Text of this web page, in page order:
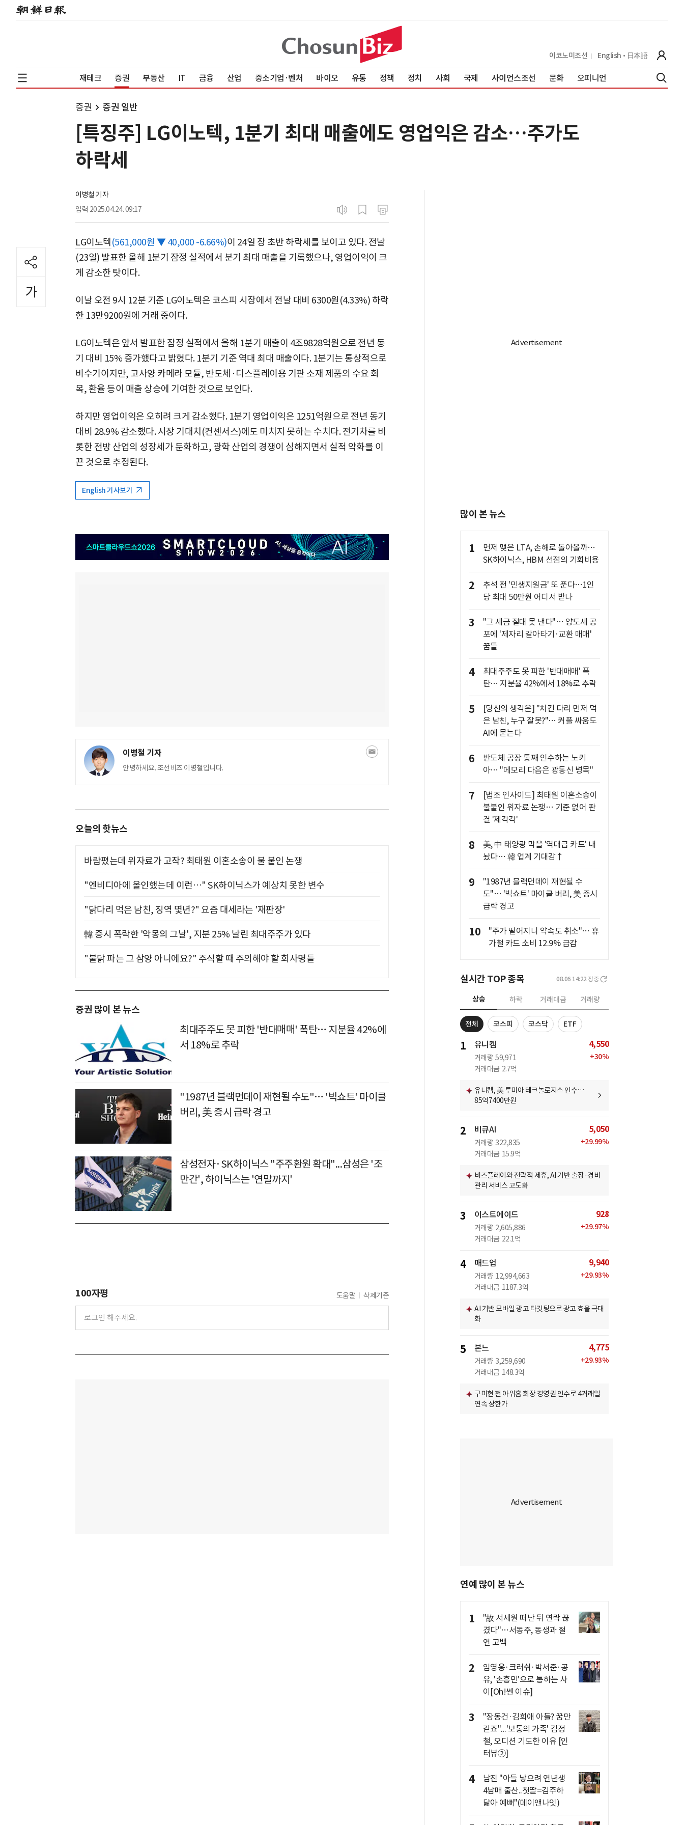
이코노미조선 English 日本語
재테크 증권 부동산 IT 금융 산업 중소기업·벤처 바이오 유통 정책 정치 사회 국제 사이언스조선 문화 오피니언
증권 증권 일반
[특징주] LG이노텍, 1분기 최대 매출에도 영업익은 감소…주가도
하락세
이병철 기자
입력 2025.04.24. 09:17
LG이노텍(561,000원 ▼ 40,000 -6.66%)이 24일 장 초반 하락세를 보이고 있다. 전날
(23일) 발표한 올해 1분기 잠정 실적에서 분기 최대 매출을 기록했으나, 영업이익이 크
게 감소한 탓이다.
이날 오전 9시 12분 기준 LG이노텍은 코스피 시장에서 전날 대비 6300원(4.33%) 하락
한 13만9200원에 거래 중이다.
LG이노텍은 앞서 발표한 잠정 실적에서 올해 1분기 매출이 4조9828억원으로 전년 동
기 대비 15% 증가했다고 밝혔다. 1분기 기준 역대 최대 매출이다. 1분기는 통상적으로
비수기이지만, 고사양 카메라 모듈, 반도체·디스플레이용 기판 소재 제품의 수요 회
복, 환율 등이 매출 상승에 기여한 것으로 보인다.
하지만 영업이익은 오히려 크게 감소했다. 1분기 영업이익은 1251억원으로 전년 동기
대비 28.9% 감소했다. 시장 기대치(컨센서스)에도 미치지 못하는 수치다. 전기차를 비
롯한 전방 산업의 성장세가 둔화하고, 광학 산업의 경쟁이 심해지면서 실적 악화를 이
끈 것으로 추정된다.
English 기사보기
이병철 기자
안녕하세요. 조선비즈 이병철입니다.
오늘의 핫뉴스
바람폈는데 위자료가 고작? 최태원 이혼소송이 불 붙인 논쟁
"엔비디아에 올인했는데 이런…" SK하이닉스가 예상치 못한 변수
"닭다리 먹은 남친, 징역 몇년?" 요즘 대세라는 '재판장'
韓 증시 폭락한 '악몽의 그날', 지분 25% 날린 최대주주가 있다
"불닭 파는 그 삼양 아니에요?" 주식할 때 주의해야 할 회사명들
증권 많이 본 뉴스
최대주주도 못 피한 '반대매매' 폭탄… 지분율 42%에
서 18%로 추락
"1987년 블랙먼데이 재현될 수도"… '빅쇼트' 마이클
버리, 美 증시 급락 경고
삼성전자·SK하이닉스 "주주환원 확대"...삼성은 '조
만간', 하이닉스는 '연말까지'
100자평 도움말 삭제기준
많이 본 뉴스
1
먼저 맺은 LTA, 손해로 돌아올까…
SK하이닉스, HBM 선점의 기회비용
2
추석 전 '민생지원금' 또 푼다…1인
당 최대 50만원 어디서 받나
3
"그 세금 절대 못 낸다"… 양도세 공
포에 '제자리 갈아타기·교환 매매'
꿈틀
4
최대주주도 못 피한 '반대매매' 폭
탄… 지분율 42%에서 18%로 추락
5
[당신의 생각은] "치킨 다리 먼저 먹
은 남친, 누구 잘못?"… 커플 싸움도
AI에 묻는다
6
반도체 공장 통째 인수하는 노키
아… "메모리 다음은 광통신 병목"
7
[법조 인사이드] 최태원 이혼소송이
불붙인 위자료 논쟁… 기준 없어 판
결 '제각각'
8
美, 中 태양광 막을 '역대급 카드' 내
놨다… 韓 업계 기대감↑
9
"1987년 블랙먼데이 재현될 수
도"… '빅쇼트' 마이클 버리, 美 증시
급락 경고
10
"주가 떨어지니 약속도 취소"… 휴
가철 카드 소비 12.9% 급감
실시간 TOP 종목 08.06 14:22 장중
상승 하락 거래대금 거래량
전체 코스피 코스닥 ETF
1 유니켐
거래량 59,971
거래대금 2.7억
4,550
+30%
유니켐, 美 루미아 테크놀로지스 인수…
85억7400만원
2 비큐AI
거래량 322,835
거래대금 15.9억
5,050
+29.99%
비즈플레이와 전략적 제휴, AI 기반 출장·경비
관리 서비스 고도화
3 이스트에이드
거래량 2,605,886
거래대금 22.1억
928
+29.97%
4 매드업
거래량 12,994,663
거래대금 1187.3억
9,940
+29.93%
AI 기반 모바일 광고 타깃팅으로 광고 효율 극대
화
5 본느
거래량 3,259,690
거래대금 148.3억
4,775
+29.93%
구미현 전 아워홈 회장 경영권 인수로 4거래일
연속 상한가
연예 많이 본 뉴스
1
"故 서세원 떠난 뒤 연락 끊
겼다"…서동주, 동생과 절
연 고백
2
임영웅·크러쉬·박서준·공
유, '손흥민'으로 통하는 사
이[Oh!쎈 이슈]
3
"장동건·김희애 아들? 꿈만
같죠"...'보통의 가족' 김정
철, 오디션 기도한 이유 [인
터뷰②]
4
남진 "아들 낳으려 연년생
4남매 출산..첫딸=김주하
닮아 예뻐"(데이앤나잇)